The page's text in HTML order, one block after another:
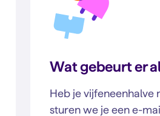
Wat gebeurt er
Heb je vijfeneenhalve
sturen we je een e-